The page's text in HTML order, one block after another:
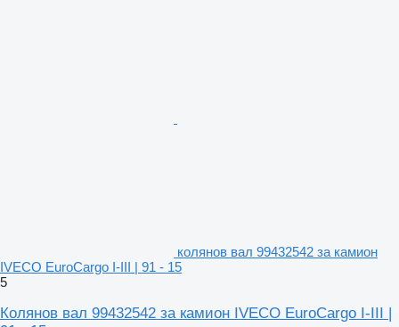
колянов вал 99432542 за камион
IVECO EuroCargo I-III | 91 - 15
5
Колянов вал 99432542 за камион IVECO EuroCargo I-III |